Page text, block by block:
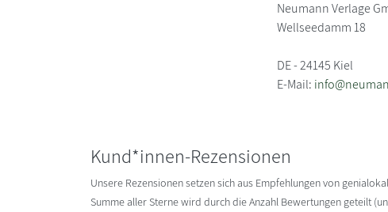
Neumann Verlage
Wellseedamm 18
DE - 24145 Kiel
E-Mail:
Kund*innen-Rezensionen
Unsere Rezensionen setzen sich aus Empfehlungen von
Summe aller Sterne wird durch die Anzahl Bewertungen geteilt